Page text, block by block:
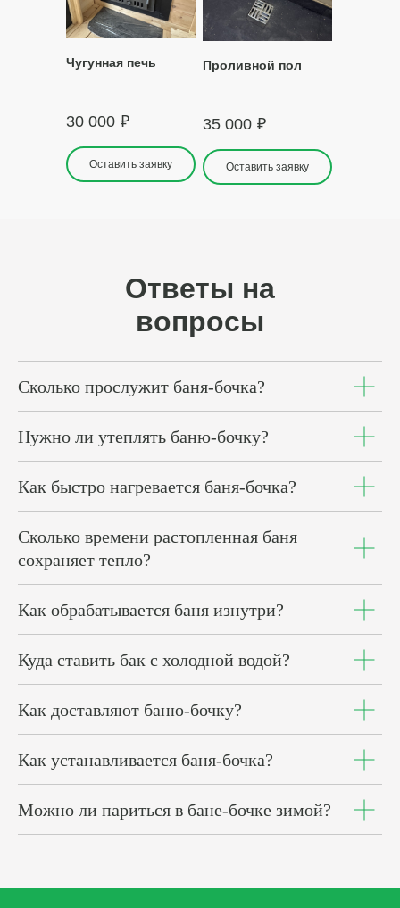
Чугунная печь
30 000 ₽
Оставить заявку
Проливной пол
35 000 ₽
Оставить заявку
Ответы на
вопросы
Сколько прослужит баня-бочка?
Нужно ли утеплять баню-бочку?
Как быстро нагревается баня-бочка?
Сколько времени растопленная баня
сохраняет тепло?
Как обрабатывается баня изнутри?
Куда ставить бак с холодной водой?
Как доставляют баню-бочку?
Как устанавливается баня-бочка?
Можно ли париться в бане-бочке зимой?
аксессуары,